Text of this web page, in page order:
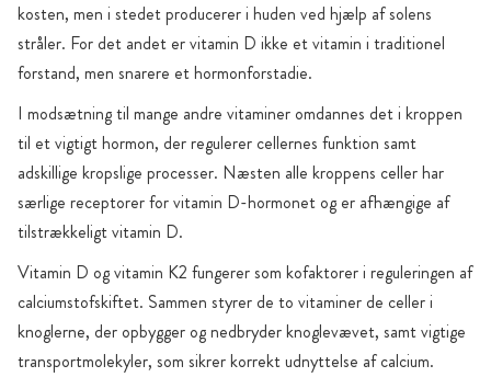
kosten, men i stedet producerer i huden ved hjælp af solens
stråler. For det andet er vitamin D ikke et vitamin i traditionel
forstand, men snarere et hormonforstadie.
I modsætning til mange andre vitaminer omdannes det i kroppen
til et vigtigt hormon, der regulerer cellernes funktion samt
adskillige kropslige processer. Næsten alle kroppens celler har
særlige receptorer for vitamin D-hormonet og er afhængige af
tilstrækkeligt vitamin D.
Vitamin D og vitamin K2 fungerer som kofaktorer i reguleringen af
calciumstofskiftet. Sammen styrer de to vitaminer de celler i
knoglerne, der opbygger og nedbryder knoglevævet, samt vigtige
transportmolekyler, som sikrer korrekt udnyttelse af calcium.